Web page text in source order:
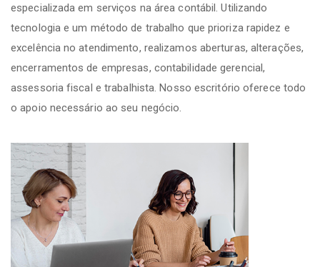
especializada em serviços na área contábil. Utilizando
tecnologia e um método de trabalho que prioriza rapidez e
excelência no atendimento, realizamos aberturas, alterações,
encerramentos de empresas, contabilidade gerencial,
assessoria fiscal e trabalhista. Nosso escritório oferece todo
o apoio necessário ao seu negócio.